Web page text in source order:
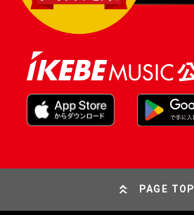
PAGE TOP